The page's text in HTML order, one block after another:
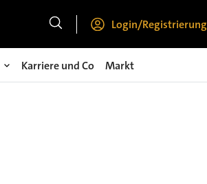
Login/Registrierung
Karriere und Co Markt